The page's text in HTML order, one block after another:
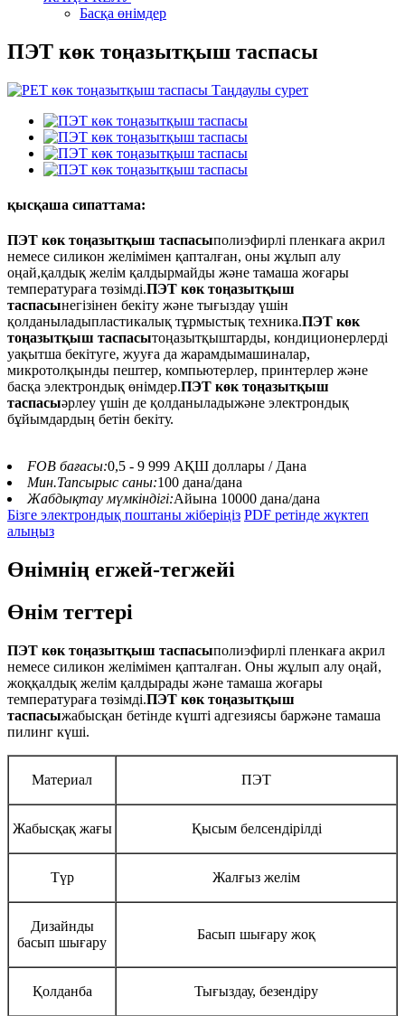
Басқа өнімдер
ПЭТ көк тоңазытқыш таспасы
қысқаша сипаттама:
ПЭТ көк тоңазытқыш таспасыполиэфирлі пленкаға акрил
немесе силикон желімімен қапталған, оны жұлып алу
оңай,қалдық желім қалдырмайды және тамаша жоғары
температураға төзімді.ПЭТ көк тоңазытқыш
таспасынегізінен бекіту және тығыздау үшін
қолданыладыпластикалық тұрмыстық техника.ПЭТ көк
тоңазытқыш таспасытоңазытқыштарды, кондиционерлерді
уақытша бекітуге, жууға да жарамдымашиналар,
микротолқынды пештер, компьютерлер, принтерлер және
басқа электрондық өнімдер.ПЭТ көк тоңазытқыш
таспасыәрлеу үшін де қолданыладыжәне электрондық
бұйымдардың бетін бекіту.
FOB бағасы:0,5 - 9 999 АҚШ доллары / Дана
Мин.Тапсырыс саны:100 дана/дана
Жабдықтау мүмкіндігі:Айына 10000 дана/дана
Бізге электрондық поштаны жіберіңіз PDF ретінде жүктеп
алыңыз
Өнімнің егжей-тегжейі
Өнім тегтері
ПЭТ көк тоңазытқыш таспасыполиэфирлі пленкаға акрил
немесе силикон желімімен қапталған. Оны жұлып алу оңай,
жоққалдық желім қалдырады және тамаша жоғары
температураға төзімді.ПЭТ көк тоңазытқыш
таспасыжабысқан бетінде күшті адгезиясы баржәне тамаша
пилинг күші.
Материал ПЭТ
Жабысқақ жағы Қысым белсендірілді
Түр Жалғыз желім
Дизайнды
басып шығару
Басып шығару жоқ
Қолданба Тығыздау, безендіру